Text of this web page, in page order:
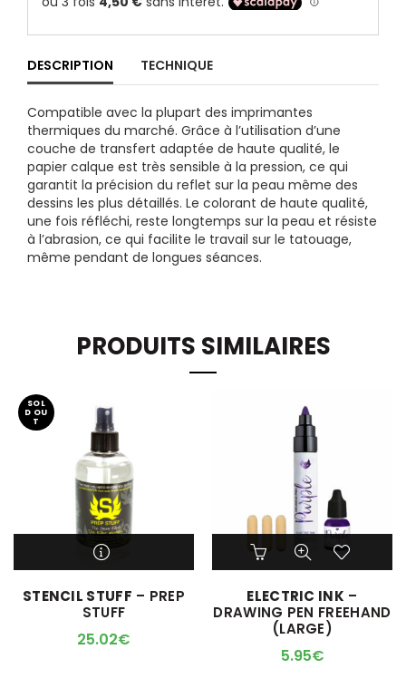
DESCRIPTION TECHNIQUE
Compatible avec la plupart des imprimantes
thermiques du marché. Grâce à l’utilisation d’une
couche de transfert adaptée de haute qualité, le
papier calque est très sensible à la pression, ce qui
garantit la précision du reflet sur la peau même des
dessins les plus détaillés. Le colorant de haute qualité,
une fois réfléchi, reste longtemps sur la peau et résiste
à l’abrasion, ce qui facilite le travail sur le tatouage,
même pendant de longues séances.
PRODUITS SIMILAIRES
SOL
D OU
T
M'ALERTER QUAND
L'ARTICLE SERA DISPO !
STENCIL STUFF – PREP
STUFF
25.02€
ELECTRIC INK –
DRAWING PEN FREEHAND
(LARGE)
5.95€